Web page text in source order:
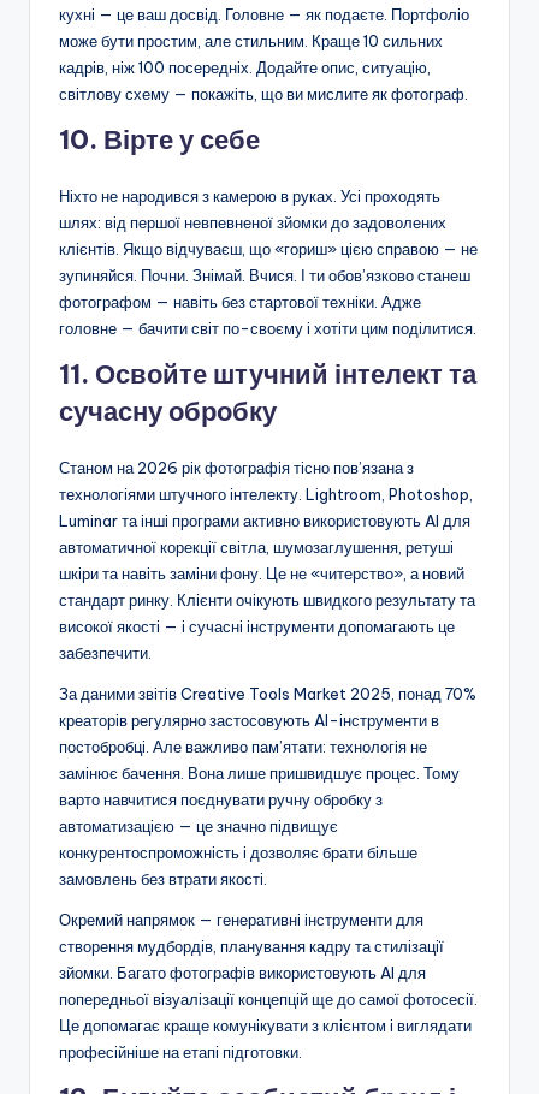
кухні — це ваш досвід. Головне — як подаєте. Портфоліо
може бути простим, але стильним. Краще 10 сильних
кадрів, ніж 100 посередніх. Додайте опис, ситуацію,
світлову схему — покажіть, що ви мислите як фотограф.
10. Вірте у себе
Ніхто не народився з камерою в руках. Усі проходять
шлях: від першої невпевненої зйомки до задоволених
клієнтів. Якщо відчуваєш, що «гориш» цією справою — не
зупиняйся. Почни. Знімай. Вчися. І ти обов’язково станеш
фотографом — навіть без стартової техніки. Адже
головне — бачити світ по-своєму і хотіти цим поділитися.
11. Освойте штучний інтелект та
сучасну обробку
Станом на 2026 рік фотографія тісно пов’язана з
технологіями штучного інтелекту. Lightroom, Photoshop,
Luminar та інші програми активно використовують AI для
автоматичної корекції світла, шумозаглушення, ретуші
шкіри та навіть заміни фону. Це не «читерство», а новий
стандарт ринку. Клієнти очікують швидкого результату та
високої якості — і сучасні інструменти допомагають це
забезпечити.
За даними звітів Creative Tools Market 2025, понад 70%
креаторів регулярно застосовують AI-інструменти в
постобробці. Але важливо пам’ятати: технологія не
замінює бачення. Вона лише пришвидшує процес. Тому
варто навчитися поєднувати ручну обробку з
автоматизацією — це значно підвищує
конкурентоспроможність і дозволяє брати більше
замовлень без втрати якості.
Окремий напрямок — генеративні інструменти для
створення мудбордів, планування кадру та стилізації
зйомки. Багато фотографів використовують AI для
попередньої візуалізації концепцій ще до самої фотосесії.
Це допомагає краще комунікувати з клієнтом і виглядати
професійніше на етапі підготовки.